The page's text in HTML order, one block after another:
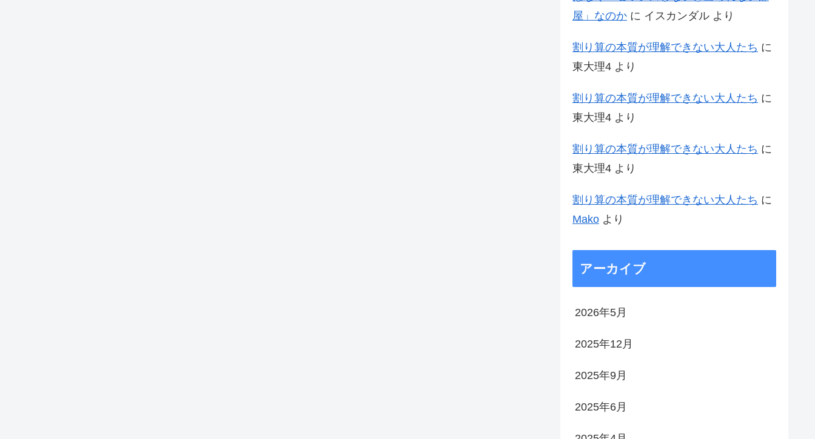
屋」なのか に イスカンダル より
割り算の本質が理解できない大人たち に
東大理4 より
割り算の本質が理解できない大人たち に
東大理4 より
割り算の本質が理解できない大人たち に
東大理4 より
割り算の本質が理解できない大人たち に
Mako より
アーカイブ
2026年5月
2025年12月
2025年9月
2025年6月